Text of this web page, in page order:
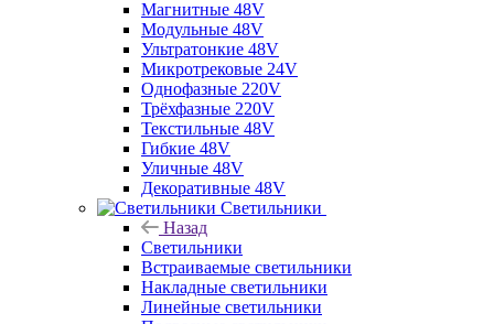
Магнитные 48V
Модульные 48V
Ультратонкие 48V
Микротрековые 24V
Однофазные 220V
Трёхфазные 220V
Текстильные 48V
Гибкие 48V
Уличные 48V
Декоративные 48V
Светильники
Назад
Светильники
Встраиваемые светильники
Накладные светильники
Линейные светильники